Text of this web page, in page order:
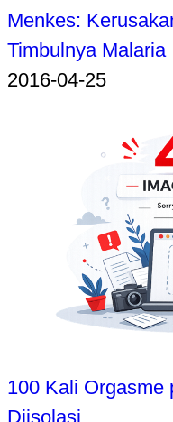
Menkes:
Timbulnya Malaria
2016-04-25
100 Kali Orgasme
Diisolasi